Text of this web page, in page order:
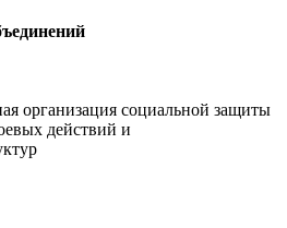
организация социальной защиты
действий и